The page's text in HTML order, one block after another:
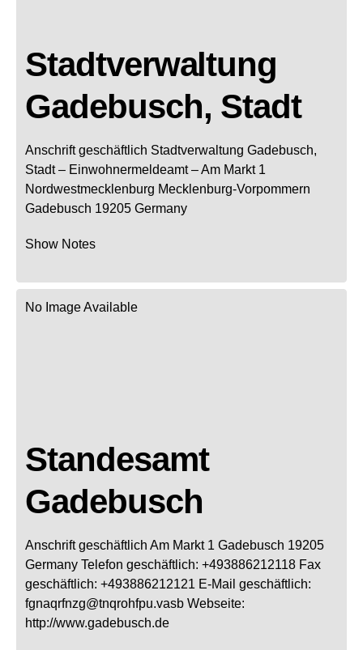
Stadtverwaltung
Gadebusch, Stadt
Anschrift geschäftlich Stadtverwaltung Gadebusch,
Stadt – Einwohnermeldeamt –Am Markt 1
Nordwestmecklenburg Mecklenburg-Vorpommern
Gadebusch 19205 Germany
Show Notes
No Image Available
Standesamt
Gadebusch
Anschrift geschäftlich Am Markt 1 Gadebusch 19205
Germany Telefon geschäftlich: +493886212118 Fax
geschäftlich: +493886212121 E-Mail geschäftlich:
fgnaqrfnzg@tnqrohfpu.vasb Webseite:
http://www.gadebusch.de